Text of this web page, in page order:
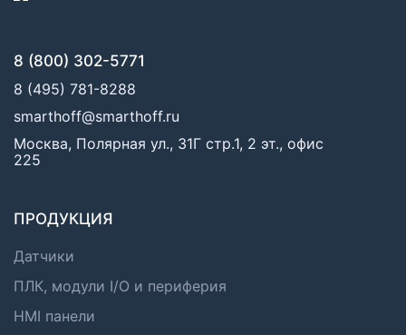
8 (800) 302-5771
8 (495) 781-8288
smarthoff@smarthoff.ru
Москва, Полярная ул., 31Г стр.1, 2 эт., офис
225
ПРОДУКЦИЯ
Датчики
ПЛК, модули I/O и периферия
HMI панели